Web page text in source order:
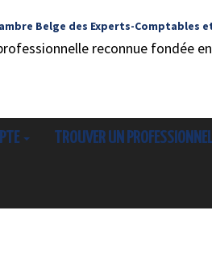
Belge des Experts-Comptables
reconnue fondée
TROUVER UN PROFESSIONNEL